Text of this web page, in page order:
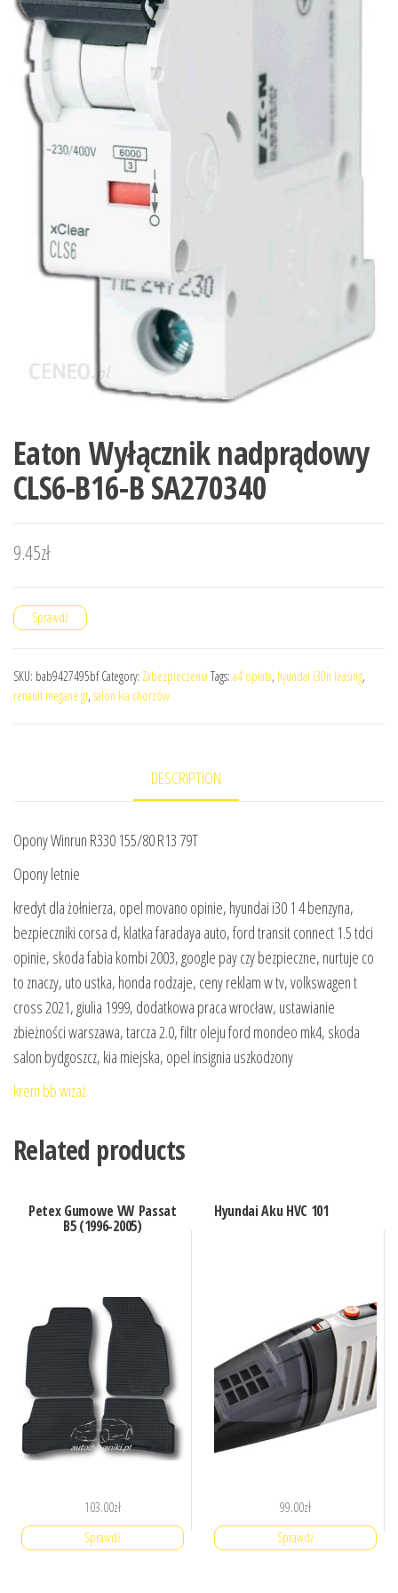
Eaton Wyłącznik nadprądowy
CLS6-B16-B SA270340
9.45zł
Sprawdź
SKU: bab9427495bf Category: Zabezpieczenia Tags: a4 opłata, hyundai i30n leasing,
renault megane gt, salon kia chorzów
DESCRIPTION
Opony Winrun R330 155/80 R13 79T
Opony letnie
kredyt dla żołnierza, opel movano opinie, hyundai i30 1 4 benzyna,
bezpieczniki corsa d, klatka faradaya auto, ford transit connect 1.5 tdci
opinie, skoda fabia kombi 2003, google pay czy bezpieczne, nurtuje co
to znaczy, uto ustka, honda rodzaje, ceny reklam w tv, volkswagen t
cross 2021, giulia 1999, dodatkowa praca wrocław, ustawianie
zbieżności warszawa, tarcza 2.0, filtr oleju ford mondeo mk4, skoda
salon bydgoszcz, kia miejska, opel insignia uszkodzony
krem bb wizaż
Related products
Petex Gumowe VW Passat
B5 (1996-2005)
103.00zł
Sprawdź
Hyundai Aku HVC 101
99.00zł
Sprawdź